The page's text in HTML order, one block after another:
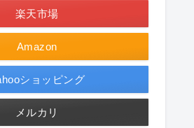
Amazon
楽天市場
ショッピング
メルカリ